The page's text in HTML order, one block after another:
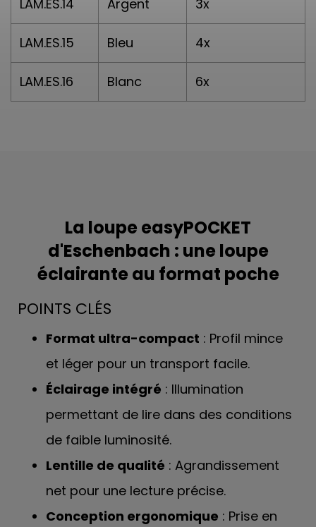
LAM.ES.14 Argent 3x
LAM.ES.15 Bleu 4x
LAM.ES.16 Blanc 6x
La loupe easyPOCKET
d'Eschenbach : une loupe
éclairante au format poche
POINTS CLÉS
Format ultra-compact : Profil mince
et léger pour un transport facile.
Éclairage intégré : Illumination
permettant de lire dans des conditions
de faible luminosité.
Lentille de qualité : Agrandissement
net pour une lecture précise.
Conception ergonomique : Prise en